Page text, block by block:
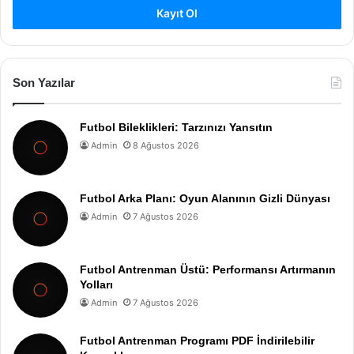
Kayıt Ol
Son Yazılar
Futbol Bileklikleri: Tarzınızı Yansıtın
Admin 8 Ağustos 2026
Futbol Arka Planı: Oyun Alanının Gizli Dünyası
Admin 7 Ağustos 2026
Futbol Antrenman Üstü: Performansı Artırmanın
Yolları
Admin 7 Ağustos 2026
Futbol Antrenman Programı PDF İndirilebilir